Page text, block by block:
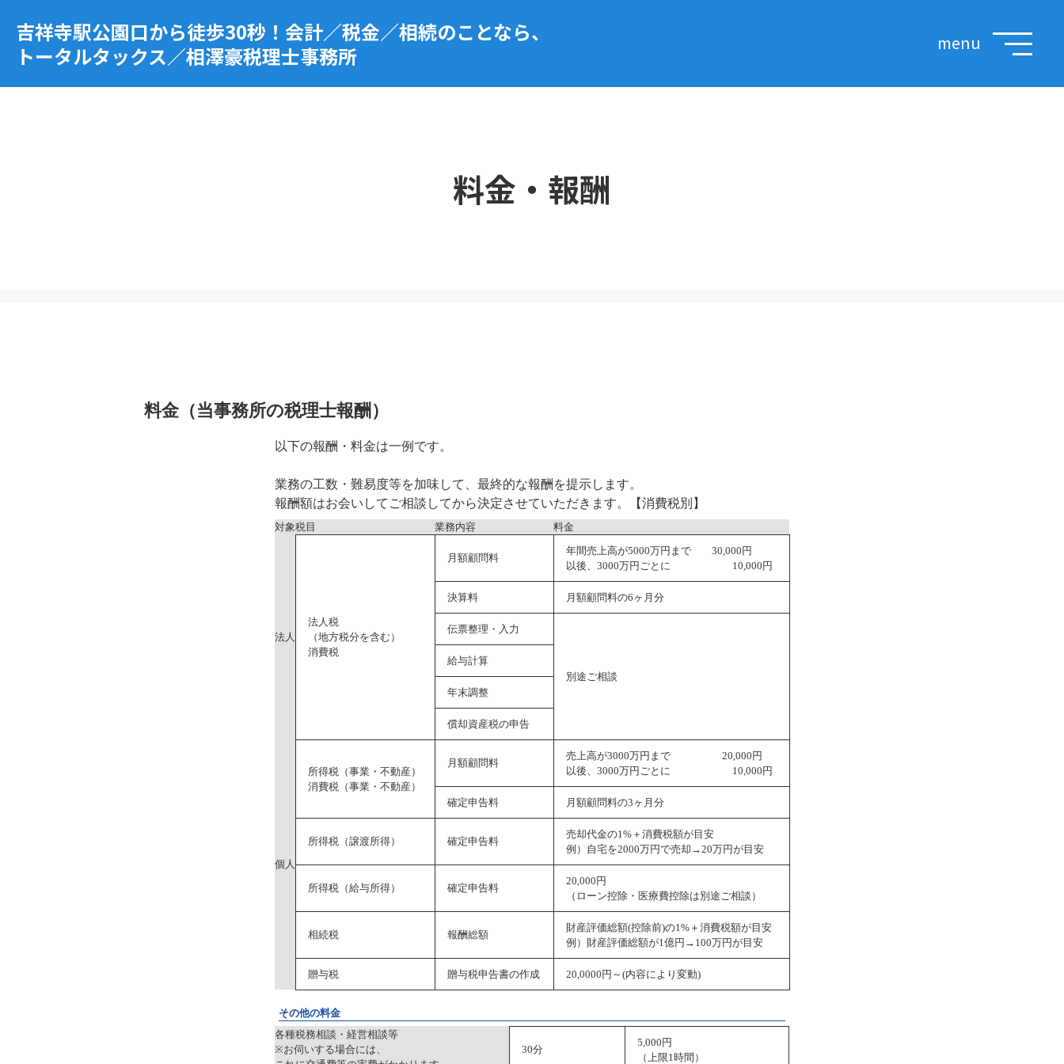
吉祥寺駅公園口から徒歩30秒！会計／税金／相続のことなら、
トータルタックス／相澤豪税理士事務所
料金・報酬
料金（当事務所の税理士報酬）
以下の報酬・料金は一例です。
業務の工数・難易度等を加味して、最終的な報酬を提示します。
報酬額はお会いしてご相談してから決定させていただきます。【消費税別】
対象税目 業務内容 料金
法人
法人税
（地方税分を含む）
消費税
月額顧問料
年間売上高が5000万円まで 30,000円
以後、3000万円ごとに 10,000円
決算料 月額顧問料の6ヶ月分
伝票整理・入力
別途ご相談
給与計算
年末調整
償却資産税の申告
個人
所得税（事業・不動産）
消費税（事業・不動産）
月額顧問料
売上高が3000万円まで 20,000円
以後、3000万円ごとに 10,000円
確定申告料 月額顧問料の3ヶ月分
所得税（譲渡所得） 確定申告料
売却代金の1%＋消費税額が目安
例）自宅を2000万円で売却→20万円が目安
所得税（給与所得） 確定申告料
20,000円
（ローン控除・医療費控除は別途ご相談）
相続税 報酬総額
財産評価総額(控除前)の1%＋消費税額が目安
例）財産評価総額が1億円→100万円が目安
贈与税 贈与税申告書の作成 20,0000円～(内容により変動)
その他の料金
各種税務相談・経営相談等
※お伺いする場合には、
30分
5,000円
（上限1時間）